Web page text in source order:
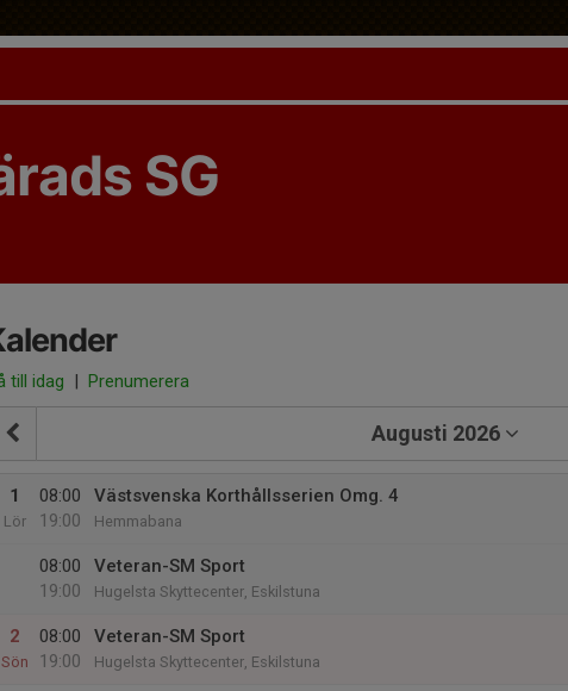
SG
till idag | Prenumerera
Augusti 2026
1
Lör
08:00
19:00
Västsvenska Korthållsserien Omg. 4
Hemmabana
08:00
19:00
Veteran-SM Sport
Hugelsta Skyttecenter, Eskilstuna
2
Sön
08:00
19:00
Veteran-SM Sport
Hugelsta Skyttecenter, Eskilstuna